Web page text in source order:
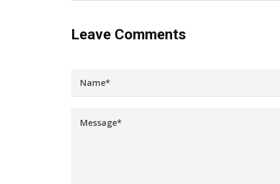
Leave Comments